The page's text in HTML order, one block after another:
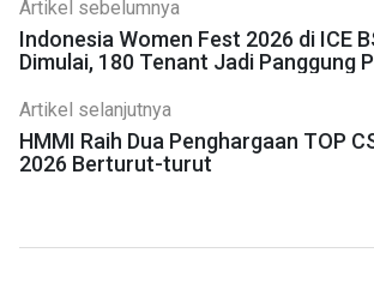
Artikel sebelumnya
Indonesia Women Fest 2026 di ICE
Dimulai, 180 Tenant Jadi Panggung
Artikel selanjutnya
HMMI Raih Dua Penghargaan TOP
2026 Berturut-turut